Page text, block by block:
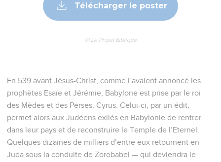
Télécharger le poster
© Le Projet Biblique
En 539 avant Jésus-Christ, comme l’avaient annoncé les
prophètes Esaïe et Jérémie, Babylone est prise par le roi
des Mèdes et des Perses, Cyrus. Celui-ci, par un édit,
permet alors aux Judéens exilés en Babylonie de rentrer
dans leur pays et de reconstruire le Temple de l’Eternel.
Quelques dizaines de milliers d’entre eux retournent en
Juda sous la conduite de Zorobabel — qui deviendra le